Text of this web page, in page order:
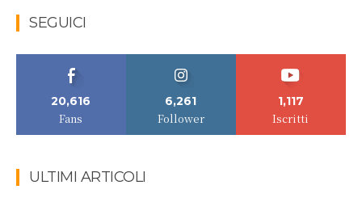
SEGUICI
20,616
Fans
6,261
Follower
1,117
Iscritti
ULTIMI ARTICOLI